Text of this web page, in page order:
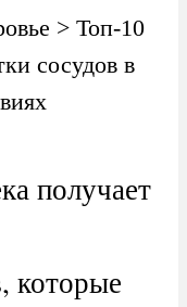
> Топ-10
сосудов в
получает
которые